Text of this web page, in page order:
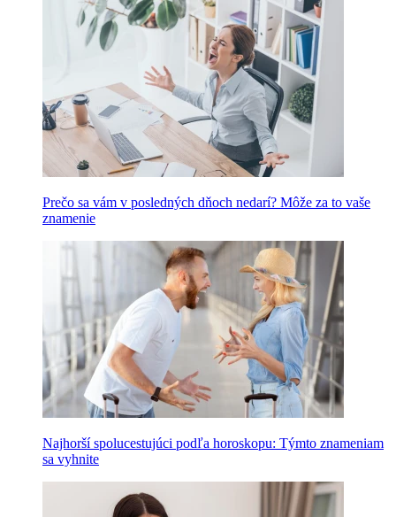
Prečo sa vám v posledných dňoch nedarí? Môže za to vaše
znamenie
Najhorší spolucestujúci podľa horoskopu: Týmto znameniam
sa vyhnite